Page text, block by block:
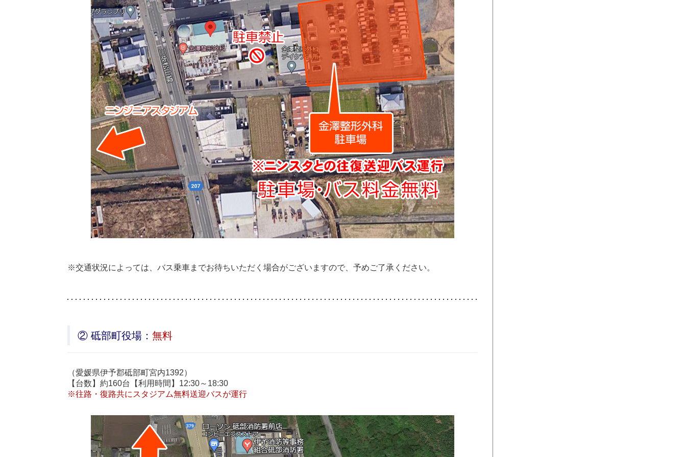
※交通状況によっては、バス乗車までお待ちいただく場合がございますので、予めご了承ください。
② 砥部町役場： 無料
（愛媛県伊予郡砥部町宮内1392）
【台数】約160台【利用時間】12:30～18:30
※往路・復路共にスタジアム無料送迎バスが運行